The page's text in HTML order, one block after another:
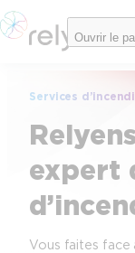
Aller
au
Ouvrir le
Services
expert
Vous faites face